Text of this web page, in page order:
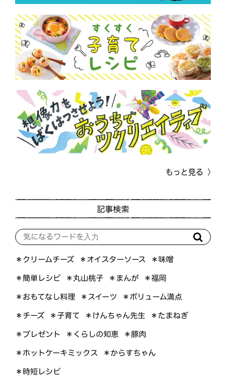
もっと見る
記事検索
＊クリームチーズ ＊オイスターソース ＊味噌
＊簡単レシピ ＊丸山桃子 ＊まんが ＊福岡
＊おもてなし料理 ＊スイーツ ＊ボリューム満点
＊チーズ ＊子育て ＊けんちゃん先生 ＊たまねぎ
＊プレゼント ＊くらしの知恵 ＊豚肉
＊ホットケーキミックス ＊からすちゃん
＊時短レシピ